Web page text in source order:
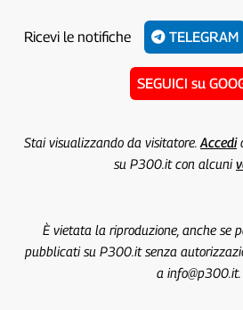
Ricevi le notifiche TELEGRAM
SEGUICI su
Stai visualizzando da visitatore. Accedi
su P300.it con alcuni
È vietata la riproduzione, anche se
pubblicati su P300.it senza
a info@p300.it.